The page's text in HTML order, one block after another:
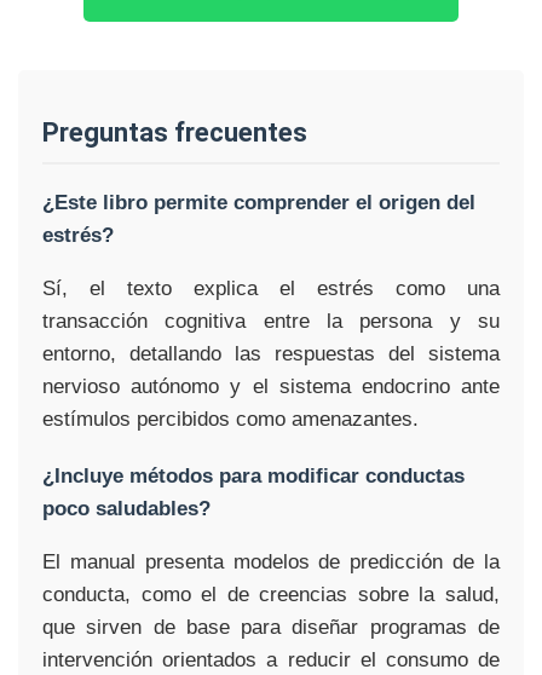
preguntas frecuentes
¿Este libro permite comprender el origen del
estrés?
Sí, el texto explica el estrés como una
transacción cognitiva entre la persona y su
entorno, detallando las respuestas del sistema
nervioso autónomo y el sistema endocrino ante
estímulos percibidos como amenazantes.
¿Incluye métodos para modificar conductas
poco saludables?
El manual presenta modelos de predicción de la
conducta, como el de creencias sobre la salud,
que sirven de base para diseñar programas de
intervención orientados a reducir el consumo de